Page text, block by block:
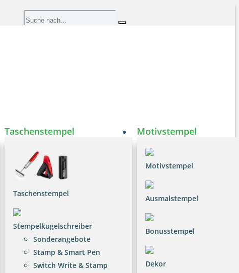
Taschenstempel
Taschenstempel
Stempelkugelschreiber
Sonderangebote
Stamp & Smart Pen
Switch Write & Stamp
Motivstempel
Motivstempel
Ausmalstempel
Bonusstempel
Dekor